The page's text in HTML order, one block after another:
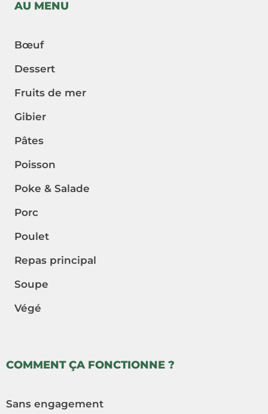
AU MENU
Bœuf
Dessert
Fruits de mer
Gibier
Pâtes
Poisson
Poke & Salade
Porc
Poulet
Repas principal
Soupe
Végé
COMMENT ÇA FONCTIONNE ?
Sans engagement